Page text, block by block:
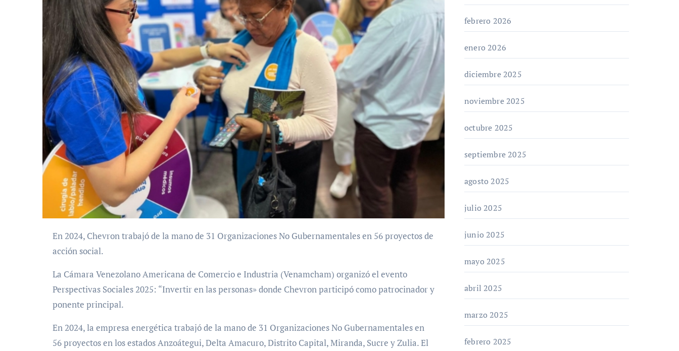
En 2024, Chevron trabajó de la mano de 31 Organizaciones No Gubernamentales en 56 proyectos de
acción social.
La Cámara Venezolano Americana de Comercio e Industria (Venamcham) organizó el evento
Perspectivas Sociales 2025: “Invertir en las personas» donde Chevron participó como patrocinador y
ponente principal.
En 2024, la empresa energética trabajó de la mano de 31 Organizaciones No Gubernamentales en
56 proyectos en los estados Anzoátegui, Delta Amacuro, Distrito Capital, Miranda, Sucre y Zulia. El
febrero 2026
enero 2026
diciembre 2025
noviembre 2025
octubre 2025
septiembre 2025
agosto 2025
julio 2025
junio 2025
mayo 2025
abril 2025
marzo 2025
febrero 2025